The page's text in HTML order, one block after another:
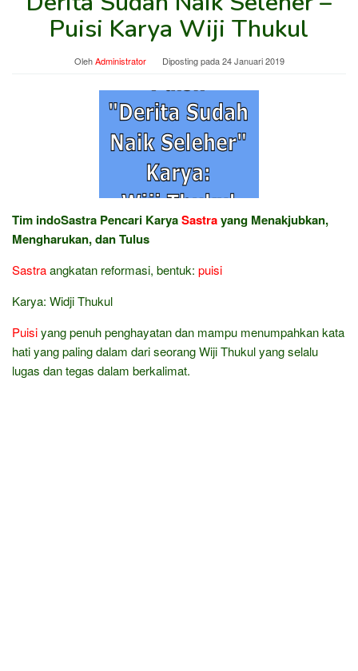
Puisi Karya Wiji Thukul
OlehAdministrator Diposting pada24 Januari 2019
Tim indoSastra Pencari KaryaSastrayang Menakjubkan,
Mengharukan, dan Tulus
Sastraangkatan reformasi, bentuk: puisi
Karya: Widji Thukul
Puisiyang penuh penghayatan dan mampu menumpahkan kata
hati yang paling dalam dari seorang Wiji Thukul yang selalu
lugas dan tegas dalam berkalimat.